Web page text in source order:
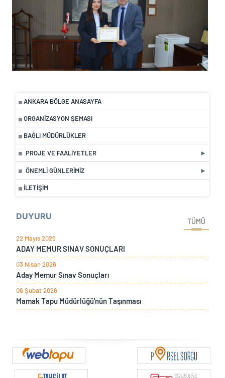
ANKARA BÖLGE ANASAYFA
ORGANIZASYON ŞEMASI
BAĞLI MÜDÜRLÜKLER
PROJE VE FAALIYETLER
ÖNEMLI GÜNLERIMIZ
İLETIŞIM
DUYURU
TÜMÜ
22 Mayıs 2026
ADAY MEMUR SINAV SONUÇLARI
03 Nisan 2026
Aday Memur Sınav Sonuçları
06 Şubat 2026
Mamak Tapu Müdürlüğü'nün Taşınması